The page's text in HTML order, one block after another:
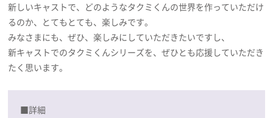
新しいキャストで、どのようなタクミくんの世界を作っていただけ
るのか、とてもとても、楽しみです。
みなさまにも、ぜひ、楽しみにしていただきたいですし、
新キャストでのタクミくんシリーズを、ぜひとも応援していただき
たく思います。
■詳細